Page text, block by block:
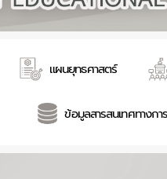
แผนยุทธศาสตร์
ข้อมูลสารสนเทศทางก